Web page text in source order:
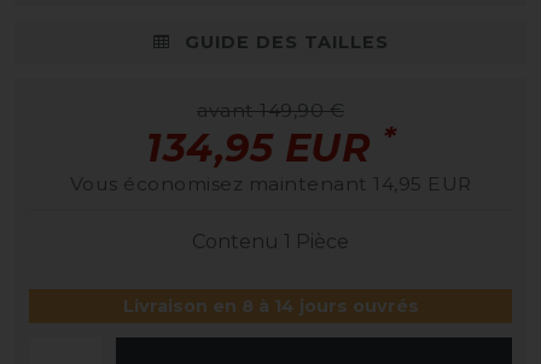
GUIDE DES TAILLES
avant 149,90 €
134,95 EUR *
Vous économisez maintenant 14,95 EUR
Contenu 1 Pièce
Livraison en 8 à 14 jours ouvrés